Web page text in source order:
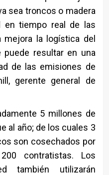
sea troncos o madera
en tiempo real de las
mejora la logística del
puede resultar en una
de las emisiones de
gerente general de
5 millones de
al año; de los cuales 3
son cosechados por
contratistas. Los
también utilizarán